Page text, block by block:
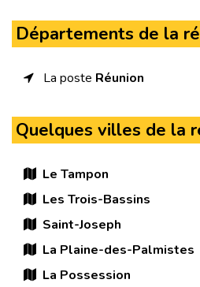
Départements de la
La poste Réunion
Quelques villes de la
Le Tampon
Les Trois-Bassins
Saint-Joseph
La Plaine-des-Palmistes
La Possession